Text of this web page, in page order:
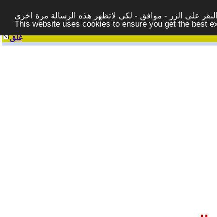
على الزر - موافق - لكي لاتظهر هذه الرسالة مرة اخرى -
This website uses cookies to ensure you get the best
غلق